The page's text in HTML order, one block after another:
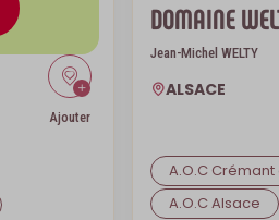
Ajouter
DOMAINE
Jean-Michel WELTY
ALSACE
A.O.C
A.O.C Alsace